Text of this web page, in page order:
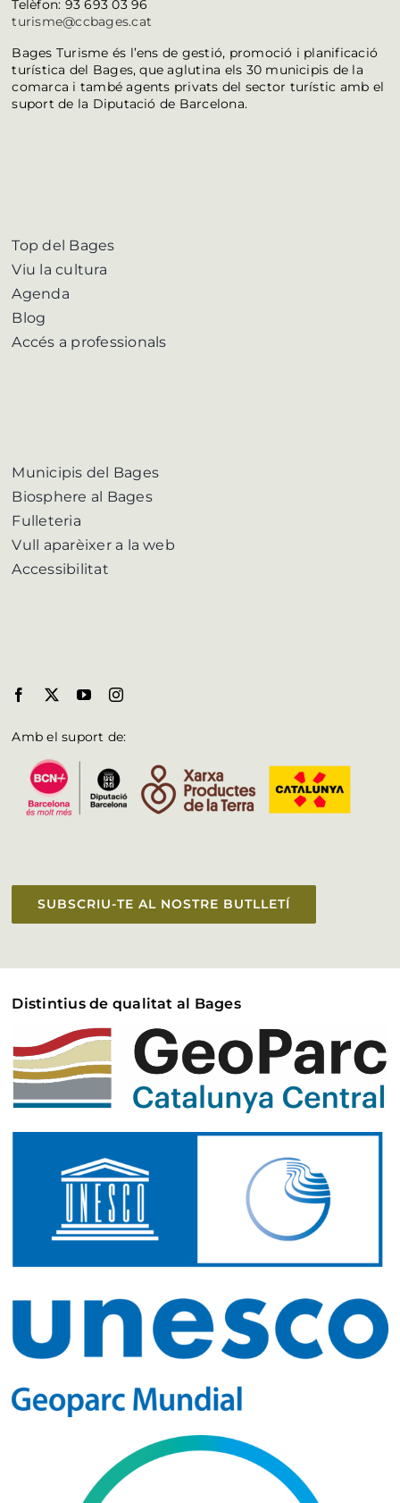
Telèfon: 93 693 03 96
turisme@ccbages.cat
Bages Turisme és l’ens de gestió, promoció i planificació
turística del Bages, que aglutina els 30 municipis de la
comarca i també agents privats del sector turístic amb el
suport de la Diputació de Barcelona.
Top del Bages
Viu la cultura
Agenda
Blog
Accés a professionals
Municipis del Bages
Biosphere al Bages
Fulleteria
Vull aparèixer a la web
Accessibilitat
Amb el suport de:
SUBSCRIU-TE AL NOSTRE BUTLLETÍ
Distintius de qualitat al Bages